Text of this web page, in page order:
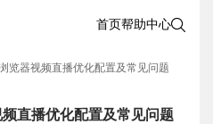
首页帮助中心
览器视频直播优化配置及常见问题
直播优化配置及常见问题